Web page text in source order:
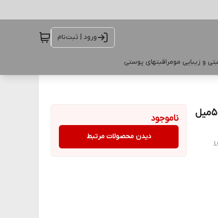
ورود | ثبت‌نام
و زیبایی مومراقبتهای پوستی
کرم صورت مغذی عصاره چیلا و عسل اورگانیک لاونیچر _ ۵۰میل
ناموجود
دیدن محصولات مرتبط